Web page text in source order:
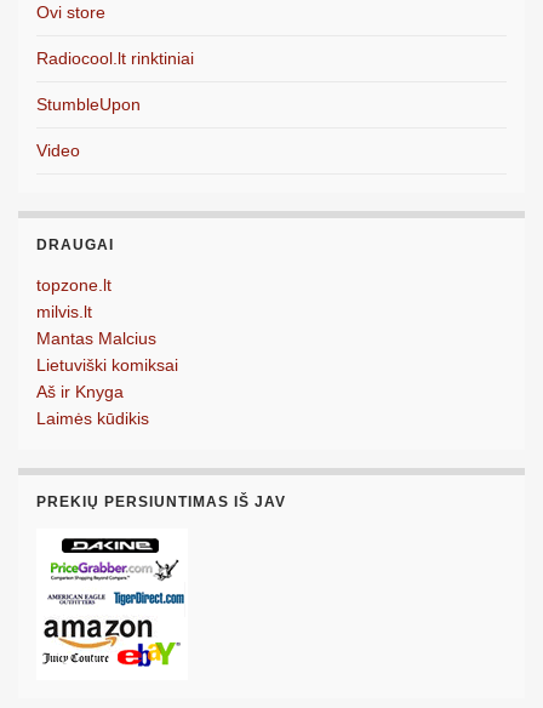
Ovi store
Radiocool.lt rinktiniai
StumbleUpon
Video
DRAUGAI
topzone.lt
milvis.lt
Mantas Malcius
Lietuviški komiksai
Aš ir Knyga
Laimės kūdikis
PREKIŲ PERSIUNTIMAS IŠ JAV